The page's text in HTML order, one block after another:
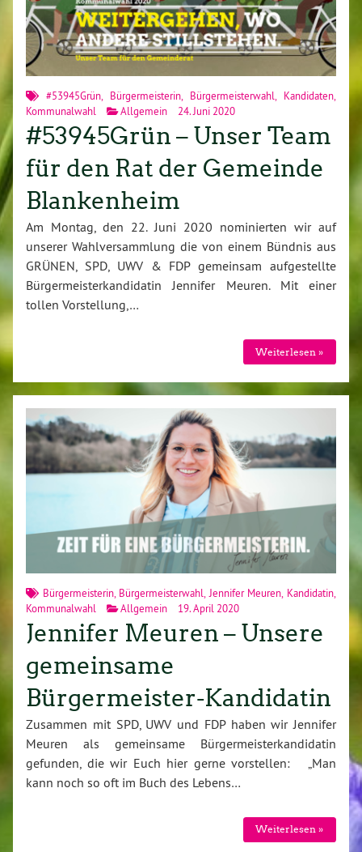
#53945Grün Bürgermeisterin Bürgermeisterwahl Kandidaten
Kommunalwahl
Allgemein 24. Juni 2020
#53945Grün – Unser Team
für den Rat der Gemeinde
Blankenheim
Am Montag, den 22. Juni 2020 nominierten wir auf
unserer Wahlversammlung die von einem Bündnis aus
GRÜNEN, SPD, UWV & FDP gemeinsam aufgestellte
Bürgermeisterkandidatin Jennifer Meuren. Mit einer
tollen Vorstellung,…
Weiterlesen »
Bürgermeisterin, Bürgermeisterwahl Jennifer Meuren Kandidatin
Kommunalwahl
Allgemein 19. April 2020
Jennifer Meuren – Unsere
gemeinsame
Bürgermeister-Kandidatin
Zusammen mit SPD, UWV und FDP haben wir Jennifer
Meuren als gemeinsame Bürgermeisterkandidatin
gefunden, die wir Euch hier gerne vorstellen: „Man
kann noch so oft im Buch des Lebens…
Weiterlesen »